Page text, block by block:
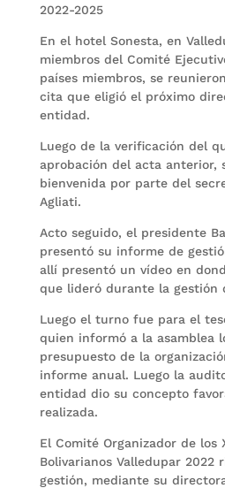
2022-2025
En el hotel Sonesta, en
miembros del Comité
países miembros, se
cita que eligió el próximo
entidad.
Luego de la verificación del
aprobación del acta anterior,
bienvenida por parte del
Agliati.
Acto seguido, el presidente
presentó su informe de
allí presentó un vídeo en
que lideró durante la gestión
Luego el turno fue para el
quien informó a la asamblea
presupuesto de la
informe anual. Luego la
entidad dio su concepto
realizada.
El Comité Organizador de los
Bolivarianos Valledupar 2022
gestión, mediante su